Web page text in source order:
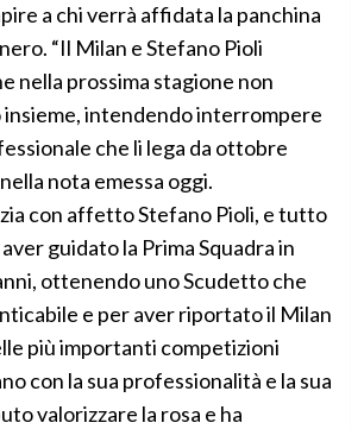
a chi verrà affidata la panchina
“Il Milan e Stefano Pioli
nella prossima stagione non
intendendo interrompere
che li lega da ottobre
nota emessa oggi.
con affetto Stefano Pioli, e tutto
guidato la Prima Squadra in
ottenendo uno Scudetto che
e per aver riportato il Milan
più importanti competizioni
con la sua professionalità e la sua
valorizzare la rosa e ha